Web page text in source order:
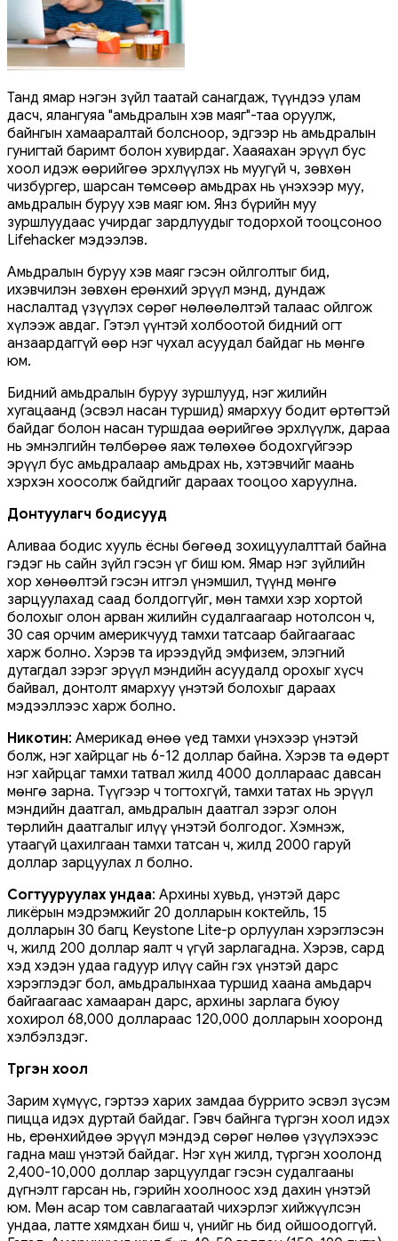
Танд ямар нэгэн зүйл таатай санагдаж, түүндээ улам
дасч, ялангуяа "амьдралын хэв маяг"-таа оруулж,
байнгын хамааралтай болсноор, эдгээр нь амьдралын
гунигтай баримт болон хувирдаг. Хааяахан эрүүл бус
хоол идэж өөрийгөө эрхлүүлэх нь муугүй ч, зөвхөн
чизбургер, шарсан төмсөөр амьдрах нь үнэхээр муу,
амьдралын буруу хэв маяг юм. Янз бүрийн муу
зуршлуудаас учирдаг зардлуудыг тодорхой тооцсоноо
Lifehacker мэдээлэв.
Амьдралын буруу хэв маяг гэсэн ойлголтыг бид,
ихэвчилэн зөвхөн ерөнхий эрүүл мэнд, дундаж
наслалтад үзүүлэх сөрөг нөлөөлөлтэй талаас ойлгож
хүлээж авдаг. Гэтэл үүнтэй холбоотой бидний огт
анзаардаггүй өөр нэг чухал асуудал байдаг нь мөнгө
юм.
Бидний амьдралын буруу зуршлууд, нэг жилийн
хугацаанд (эсвэл насан туршид) ямархуу бодит өртөгтэй
байдаг болон насан туршдаа өөрийгөө эрхлүүлж, дараа
нь эмнэлгийн төлбөрөө яаж төлөхөө бодохгүйгээр
эрүүл бус амьдралаар амьдрах нь, хэтэвчийг маань
хэрхэн хоосолж байдгийг дараах тооцоо харуулна.
Донтуулагч бодисууд
Аливаа бодис хууль ёсны бөгөөд зохицуулалттай байна
гэдэг нь сайн зүйл гэсэн үг биш юм. Ямар нэг зүйлийн
хор хөнөөлтэй гэсэн итгэл үнэмшил, түүнд мөнгө
зарцуулахад саад болдоггүйг, мөн тамхи хэр хортой
болохыг олон арван жилийн судалгаагаар нотолсон ч,
30 сая орчим америкчууд тамхи татсаар байгаагаас
харж болно. Хэрэв та ирээдүйд эмфизем, элэгний
дутагдал зэрэг эрүүл мэндийн асуудалд орохыг хүсч
байвал, донтолт ямархуу үнэтэй болохыг дараах
мэдээллээс харж болно.
Никотин: Америкад өнөө үед тамхи үнэхээр үнэтэй
болж, нэг хайрцаг нь 6-12 доллар байна. Хэрэв та өдөрт
нэг хайрцаг тамхи татвал жилд 4000 доллараас давсан
мөнгө зарна. Түүгээр ч тогтохгүй, тамхи татах нь эрүүл
мэндийн даатгал, амьдралын даатгал зэрэг олон
төрлийн даатгалыг илүү үнэтэй болгодог. Хэмнэж,
утаагүй цахилгаан тамхи татсан ч, жилд 2000 гаруй
доллар зарцуулах л болно.
Согтууруулах ундаа: Архины хувьд, үнэтэй дарс
ликёрын мэдрэмжийг 20 долларын коктейль, 15
долларын 30 багц Keystone Lite-р орлуулан хэрэглэсэн
ч, жилд 200 доллар яалт ч үгүй зарлагадна. Хэрэв, сард
хэд хэдэн удаа гадуур илүү сайн гэх үнэтэй дарс
хэрэглэдэг бол, амьдралынхаа туршид хаана амьдарч
байгаагаас хамааран дарс, архины зарлага буюу
хохирол 68,000 доллараас 120,000 долларын хооронд
хэлбэлздэг.
Түргэн хоол
Зарим хүмүүс, гэртээ харих замдаа буррито эсвэл зүсэм
пицца идэх дуртай байдаг. Гэвч байнга түргэн хоол идэх
нь, ерөнхийдөө эрүүл мэндэд сөрөг нөлөө үзүүлэхээс
гадна маш үнэтэй байдаг. Нэг хүн жилд, түргэн хоолонд
2,400-10,000 доллар зарцуулдаг гэсэн судалгааны
дүгнэлт гарсан нь, гэрийн хоолноос хэд дахин үнэтэй
юм. Мөн асар том савлагаатай чихэрлэг хийжүүлсэн
ундаа, латте хямдхан биш ч, үнийг нь бид ойшоодоггүй.